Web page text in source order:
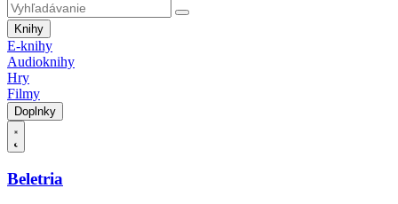
Knihy
E-knihy
Audioknihy
Hry
Filmy
Doplnky
Beletria